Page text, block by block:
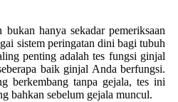
bukan hanya sekadar pemeriksaan
sistem peringatan dini bagi tubuh
penting adalah tes fungsi ginjal
baik ginjal Anda berfungsi.
berkembang tanpa gejala, tes ini
bahkan sebelum gejala muncul.